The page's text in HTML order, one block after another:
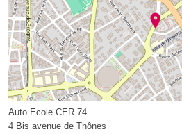
Auto Ecole CER 74
4 Bis avenue de Thônes